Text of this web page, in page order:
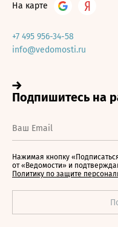
На карте
+7 495 956-34-58
info@vedomosti.ru
Нажимая кнопку
от «Ведомости» и
Политику по защите